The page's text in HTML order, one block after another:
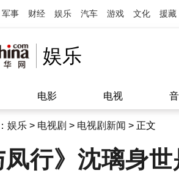
军事 财经 娱乐 汽车 游戏 文化 援藏
娱乐
电影 电视
娱乐 > 电视剧 > 电视剧新闻 > 正文
凤行》沈璃身